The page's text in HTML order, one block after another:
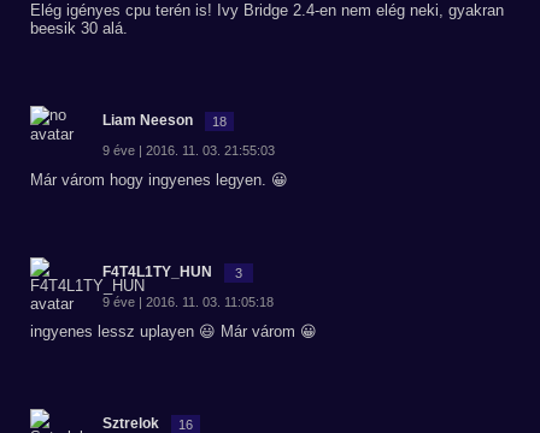
Elég igényes cpu terén is! Ivy Bridge 2.4-en nem elég neki, gyakran
beesik 30 alá.
Liam Neeson 18
9 éve | 2016. 11. 03. 21:55:03
Már várom hogy ingyenes legyen. 😀
F4T4L1TY_HUN 3
9 éve | 2016. 11. 03. 11:05:18
ingyenes lessz uplayen 😃 Már várom 😀
Sztrelok 16